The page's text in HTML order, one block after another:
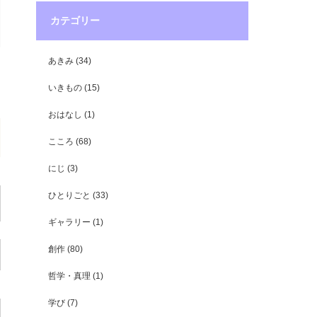
カテゴリー
あきみ (34)
いきもの (15)
おはなし (1)
こころ (68)
にじ (3)
ひとりごと (33)
ギャラリー (1)
創作 (80)
哲学・真理 (1)
学び (7)